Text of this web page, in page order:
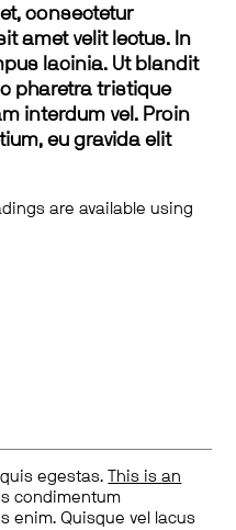
consectetur
amet velit lectus. In
lacinia. Ut blandit
pharetra tristique
interdum vel. Proin
eu gravida elit
are available using
egestas.
This is an
condimentum
enim. Quisque vel lacus